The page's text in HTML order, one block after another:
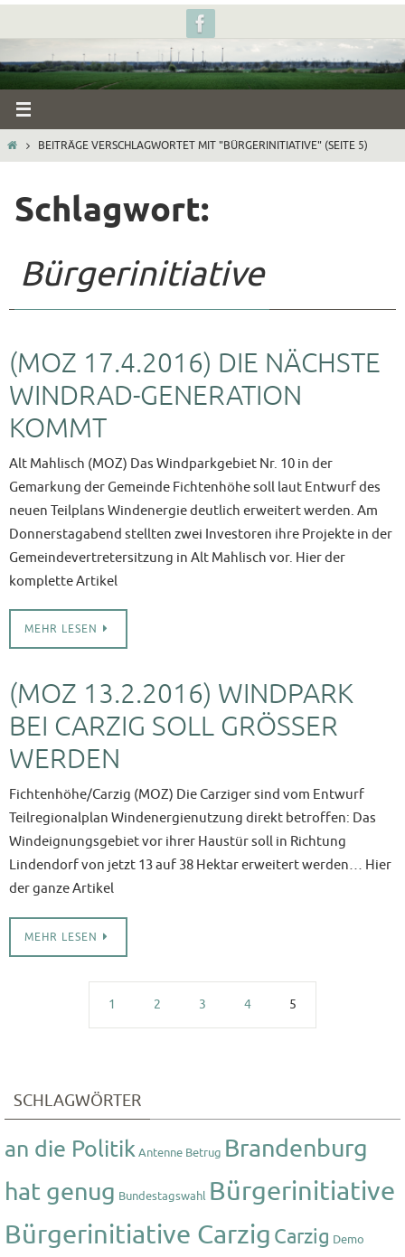
Inhalt
springen
STARTBEITRÄGE VERSCHLAGWORTET MIT "BÜRGERINITIATIVE" (SEITE 5)
Schlagwort:
Bürgerinitiative
(MOZ 17.4.2016) DIE NÄCHSTE
WINDRAD-GENERATION
KOMMT
Alt Mahlisch (MOZ) Das Windparkgebiet Nr. 10 in der
Gemarkung der Gemeinde Fichtenhöhe soll laut Entwurf des
neuen Teilplans Windenergie deutlich erweitert werden. Am
Donnerstagabend stellten zwei Investoren ihre Projekte in der
Gemeindevertretersitzung in Alt Mahlisch vor. Hier der
komplette Artikel
MEHR LESEN
(MOZ 13.2.2016) WINDPARK
BEI CARZIG SOLL GRÖSSER W
ERDEN
Fichtenhöhe/Carzig (MOZ) Die Carziger sind vom Entwurf
Teilregionalplan Windenergienutzung direkt betroffen: Das
Windeignungsgebiet vor ihrer Haustür soll in Richtung
Lindendorf von jetzt 13 auf 38 Hektar erweitert werden… Hier
der ganze Artikel
MEHR LESEN
1 2 3 4 5
SCHLAGWÖRTER
an die PolitikAntenne Betrug Brandenburg
hat genug Bundestagswahl Bürgerinitiative
Bürgerinitiative Carzig Carzig Demo